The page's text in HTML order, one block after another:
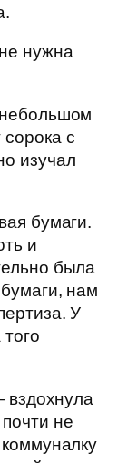
нужна
с
изучал
бумаги.
и
была
нам
У
не